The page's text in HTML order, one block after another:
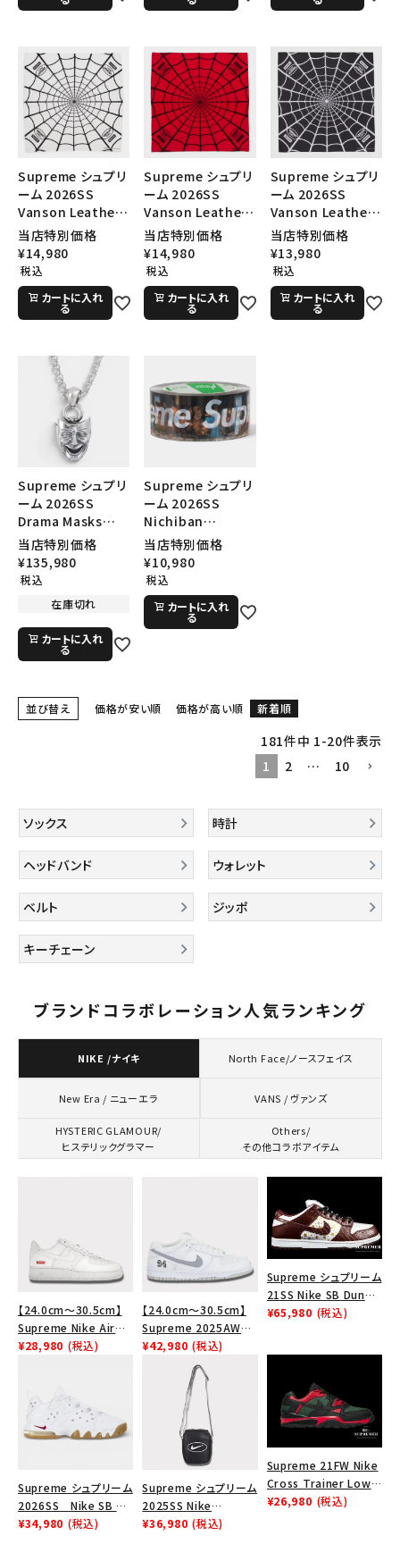
キーワードから探す
search
カテゴリーから探す
コラボレーションブランドから探す
並び順
価格から探す
円 ～
円
在庫のない商品を表示する
絞り込んで検索する
Supreme シュプリ
ーム 2026SS
Vanson Leathers
Spider-Man
Bandana バンソン
レザーズ スパイダ
ーマンバンダナ ホ
ワイト
当店特別価格
¥14,980
税込
カートに入れ
る
Supreme シュプリ
ーム 2026SS
Vanson Leathers
Spider-Man
Bandana バンソン
レザーズ スパイダ
ーマンバンダナ レ
ッド
当店特別価格
¥14,980
税込
カートに入れ
る
Supreme シュプリ
ーム 2026SS
Vanson Leathers
Spider-Man
Bandana バンソン
レザーズ スパイダ
ーマンバンダナ ブ
ラック
当店特別価格
¥13,980
税込
カートに入れ
る
Supreme シュプリ
ーム 2026SS
Drama Masks
Pendant ドラマ
マスク ペンダント
シルバー
当店特別価格
¥135,980
税込
在庫切れ
カートに入れ
る
Supreme シュプリ
ーム 2026SS
Nichiban
Packing Tape
ニチバン パッキング
テープ マルチカラ
ー
当店特別価格
¥10,980
税込
カートに入れ
る
並び替え 価格が安い順 価格が高い順 新着順
181件中 1-20件表示
1
2 … 10
ソックス 時計
ヘッドバンド ウォレット
ベルト ジッポ
キーチェーン
ブランドコラボレーション人気ランキング
NIKE /ナイキ North Face/ノースフェイス
New Era / ニューエラ VANS / ヴァンズ
HYSTERIC GLAMOUR/
ヒステリックグラマー
Others/
その他コラボアイテム
【24.0cm～30.5cm】
Supreme Nike Air
Force 1 Low シュプリ
ズ ホワイト
¥28,980 (税込)
【24.0cm～30.5cm】
Supreme 2025AW
Nike SB Dunk Low ナ
イキ SB ダンク ロー ス
ニーカー ホワイト
¥42,980 (税込)
Supreme シュプリーム
21SS Nike SB Dunk
Low ナイキSBダンクロ
¥65,980 (税込)
Supreme シュプリーム
2026SS Nike SB Air
Max 2 CB 94 Low SP
¥34,980 (税込)
Supreme シュプリーム
2025SS Nike
Leather Shoulder
¥36,980 (税込)
Supreme 21FW Nike
Cross Trainer Low
ナイキクロストレイナー
¥26,980 (税込)